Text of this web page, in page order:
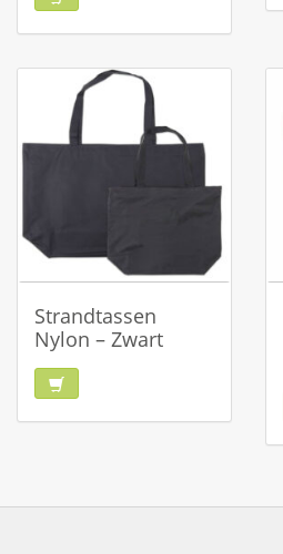
Strandtassen
Nylon – Zwart